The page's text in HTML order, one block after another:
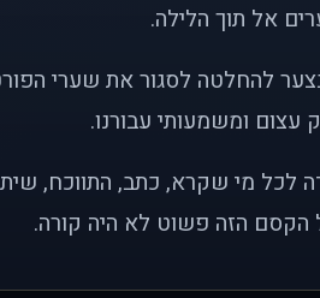
אל תוך הלילה.
להחלטה לסגור את שערי
ומשמעותי עבורנו.
לכל מי שקרא, כתב, התווכח,
הקסם הזה פשוט לא היה קורה.